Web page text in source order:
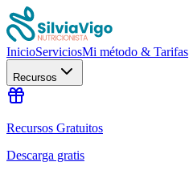
InicioServiciosMi método & Tarifas
Recursos
Recursos Gratuitos
Descarga gratis